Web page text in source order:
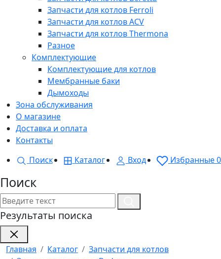
Запчасти для котлов Ferroli
Запчасти для котлов ACV
Запчасти для котлов Thermona
Разное
Комплектующие
Комплектующие для котлов
Мембранные баки
Дымоходы
Зона обслуживания
О магазине
Доставка и оплата
Контакты
Поиск
Каталог Вход Избранные0
Поиск
Результаты поиска
Главная Каталог
Запчасти для котлов